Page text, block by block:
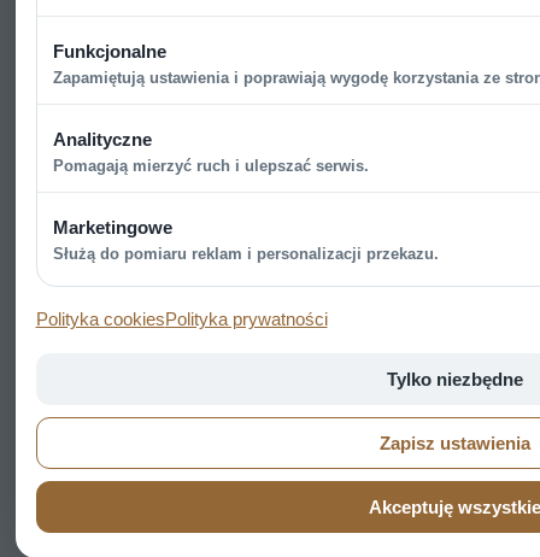
Funkcjonalne
Zapamiętują ustawienia i poprawiają wygodę korzystania ze
Analityczne
Pomagają mierzyć ruch i ulepszać serwis.
Marketingowe
Służą do pomiaru reklam i personalizacji przekazu.
Polityka cookiesPolityka prywatności
Tylko niezbędne
Zapisz ustawienia
Akceptuję wszystkie